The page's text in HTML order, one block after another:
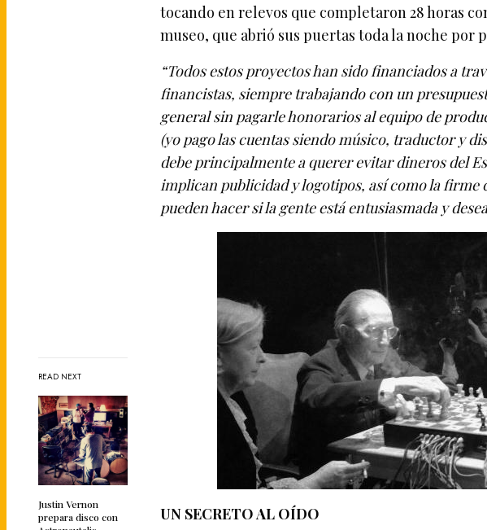
READ NEXT
Justin Vernon
prepara disco con
tocando en relevos que completaron 28 horas
museo, que abrió sus puertas toda la noche por
“Todos estos proyectos han sido financiados a
financistas, siempre trabajando con un
general sin pagarle honorarios al equipo de
(yo pago las cuentas siendo músico, traductor y
debe principalmente a querer evitar dineros del
implican publicidad y logotipos, así como la firme
pueden hacer si la gente está entusiasmada y
UN SECRETO AL OÍDO